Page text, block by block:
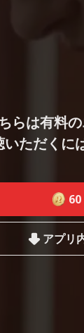
らは有料
いただくに
60
アプリ